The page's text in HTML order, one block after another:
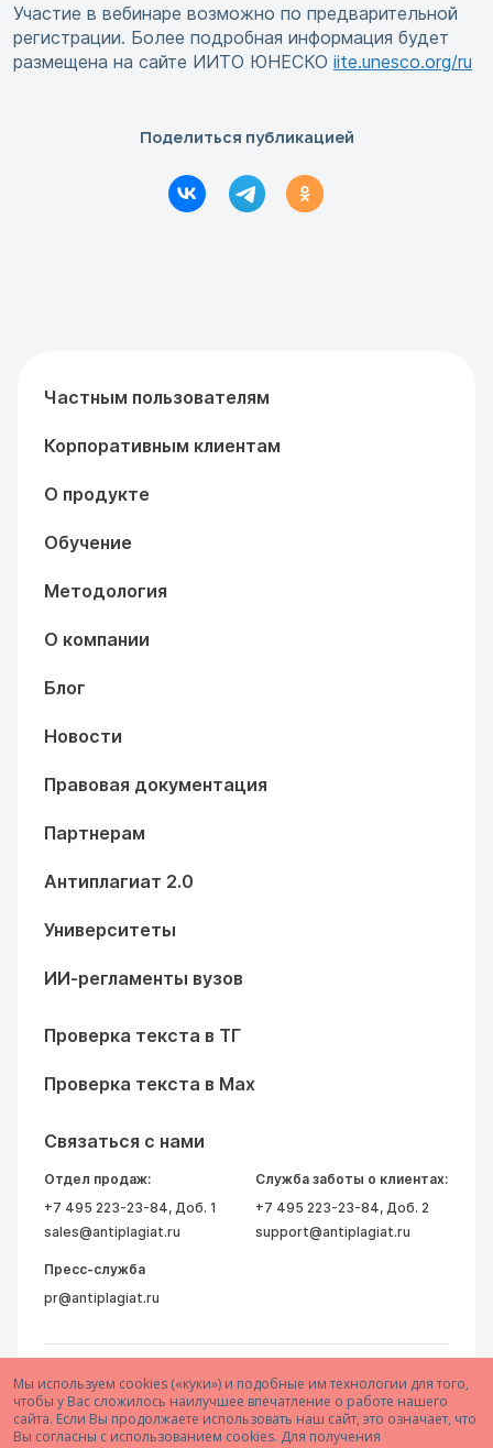
Мы используем cookies («куки») и подобные им технологии для того,
чтобы у Вас сложилось наилучшее впечатление о работе нашего
сайта. Если Вы продолжаете использовать наш сайт, это означает, что
Вы согласны с использованием cookies. Для получения
Участие в вебинаре возможно по предварительной
регистрации. Более подробная информация будет
размещена на сайте ИИТО ЮНЕСКО iite.unesco.org/ru
Поделиться публикацией
Частным пользователям
Корпоративным клиентам
О продукте
Обучение
Методология
О компании
Блог
Новости
Правовая документация
Партнерам
Антиплагиат 2.0
Университеты
ИИ-регламенты вузов
Проверка текста в ТГ
Проверка текста в Max
Связаться с нами
Отдел продаж:
+7 495 223-23-84, Доб. 1
sales@antiplagiat.ru
Служба заботы о клиентах:
+7 495 223-23-84, Доб. 2
support@antiplagiat.ru
Пресс-служба
pr@antiplagiat.ru